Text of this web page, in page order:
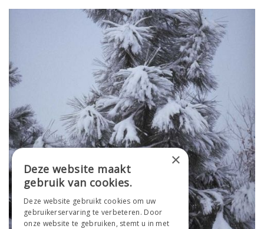
×
Deze website maakt
gebruik van cookies.
Deze website gebruikt cookies om uw
gebruikerservaring te verbeteren. Door
onze website te gebruiken, stemt u in met